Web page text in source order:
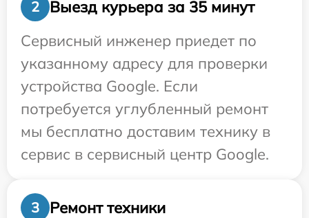
2
Выезд курьера за 35 минут
Сервисный инженер приедет по
указанному адресу для проверки
устройства Google. Если
потребуется углубленный ремонт
мы бесплатно доставим технику в
сервис в сервисный центр Google.
3
Ремонт техники